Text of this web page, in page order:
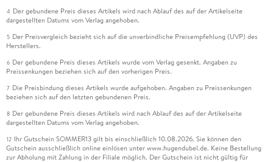
4 Der gebundene Preis dieses Artikels wird nach Ablauf des auf der Artikelseite
dargestellten Datums vom Verlag angehoben.
5 Der Preisvergleich bezieht sich auf die unverbindliche Preisempfehlung (UVP) des
Herstellers.
6 Der gebundene Preis dieses Artikels wurde vom Verlag gesenkt. Angaben zu
Preissenkungen beziehen sich auf den vorherigen Preis.
7 Die Preisbindung dieses Artikels wurde aufgehoben. Angaben zu Preissenkungen
beziehen sich auf den letzten gebundenen Preis.
8 Der gebundene Preis dieses Artikels wird nach Ablauf des auf der Artikelseite
dargestellten Datums vom Verlag angehoben.
12 Ihr Gutschein SOMMER13 gilt bis einschließlich 10.08.2026. Sie können den
Gutschein ausschließlich online einlösen unter www.hugendubel.de. Keine Bestellung
zur Abholung mit Zahlung in der Filiale möglich. Der Gutschein ist nicht gültig für